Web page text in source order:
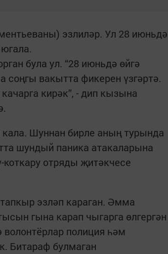
эзлиләр. Ул 28 июньдә
була ул. “28 июньдә өйгә
соңгы вакытта фикерен үзгәртә.
кирәк”, - дип кызына
Шуннан бирле аның турында
шундый паника атакаларына
коткару отряды җитәкчесе
эзләп караган. Әмма
гына карап чыгарга өлгергән
полиция һәм
Битараф булмаган